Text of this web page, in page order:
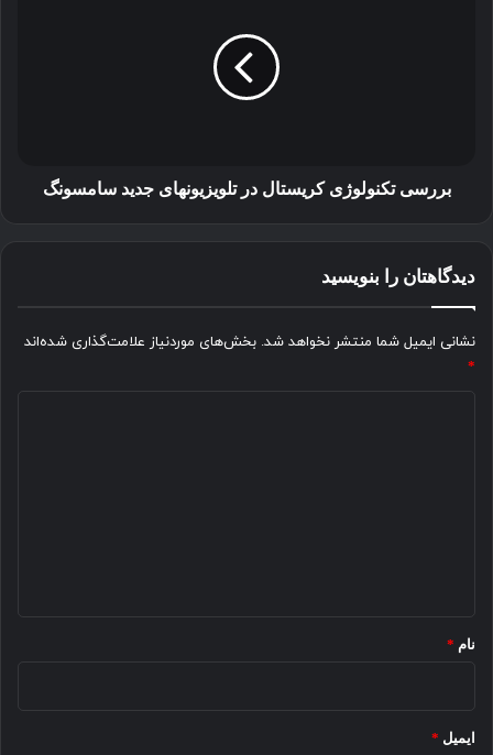
بررسی تکنولوژی کریستال در تلویزیونهای جدید سامسونگ
دیدگاهتان را بنویسید
نشانی ایمیل شما منتشر نخواهد شد. بخش‌های موردنیاز علامت‌گذاری شده‌اند
*
نام *
ایمیل *